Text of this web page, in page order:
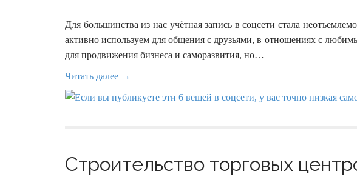
Для большинства из нас учётная запись в соцсети стала
активно используем для общения с друзьями, в отношениях с
для продвижения бизнеса и саморазвития, но…
Читать далее →
Строительство торговых